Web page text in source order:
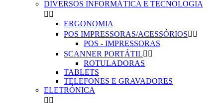
DIVERSOS INFORMÁTICA E TECNOLOGIA
 
ERGONOMIA
POS IMPRESSORAS/ACESSÓRIOS 
POS - IMPRESSORAS
SCANNER PORTÁTIL 
ROTULADORAS
TABLETS
TELEFONES E GRAVADORES
ELETRÓNICA
 